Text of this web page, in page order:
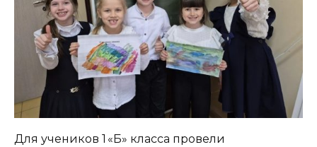
Для учеников 1 «Б» класса провели